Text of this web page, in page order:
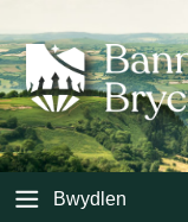
Bwydlen